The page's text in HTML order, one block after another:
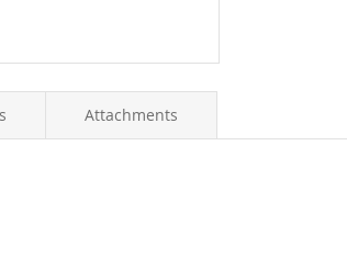
Attachments